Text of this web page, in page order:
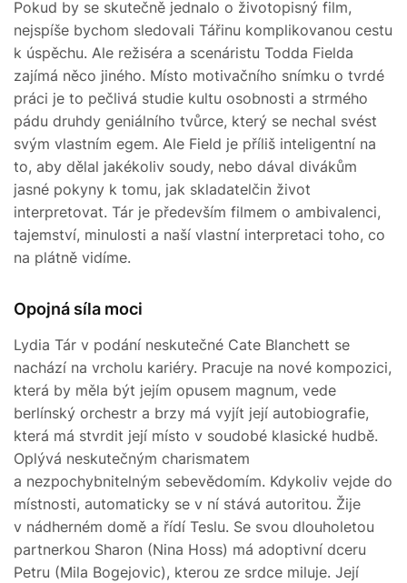
Pokud by se skutečně jednalo o životopisný film,
nejspíše bychom sledovali Tářinu komplikovanou cestu
k úspěchu. Ale režiséra a scenáristu Todda Fielda
zajímá něco jiného. Místo motivačního snímku o tvrdé
práci je to pečlivá studie kultu osobnosti a strmého
pádu druhdy geniálního tvůrce, který se nechal svést
svým vlastním egem. Ale Field je příliš inteligentní na
to, aby dělal jakékoliv soudy, nebo dával divákům
jasné pokyny k tomu, jak skladatelčin život
interpretovat. Tár je především filmem o ambivalenci,
tajemství, minulosti a naší vlastní interpretaci toho, co
na plátně vidíme.
Opojná síla moci
Lydia Tár v podání neskutečné Cate Blanchett se
nachází na vrcholu kariéry. Pracuje na nové kompozici,
která by měla být jejím opusem magnum, vede
berlínský orchestr a brzy má vyjít její autobiografie,
která má stvrdit její místo v soudobé klasické hudbě.
Oplývá neskutečným charismatem
a nezpochybnitelným sebevědomím. Kdykoliv vejde do
místnosti, automaticky se v ní stává autoritou. Žije
v nádherném domě a řídí Teslu. Se svou dlouholetou
partnerkou Sharon (Nina Hoss) má adoptivní dceru
Petru (Mila Bogejovic), kterou ze srdce miluje. Její